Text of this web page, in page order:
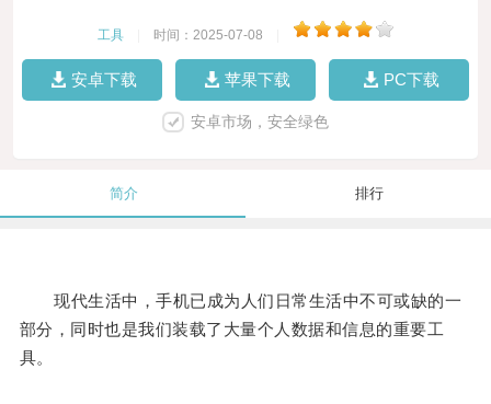
工具 时间：2025-07-08
安卓下载 苹果下载 PC下载
安卓市场，安全绿色
简介 排行
现代生活中，手机已成为人们日常生活中不可或缺的一
部分，同时也是我们装载了大量个人数据和信息的重要工
具。